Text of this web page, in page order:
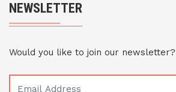
NEWSLETTER
Would you like to join our newsletter?